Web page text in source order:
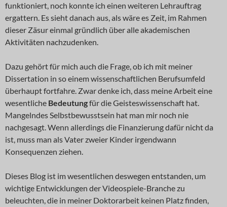
funktioniert, noch konnte ich einen weiteren Lehrauftrag
ergattern. Es sieht danach aus, als wäre es Zeit, im Rahmen
dieser Zäsur einmal gründlich über alle akademischen
Aktivitäten nachzudenken.
Dazu gehört für mich auch die Frage, ob ich mit meiner
Dissertation in so einem wissenschaftlichen Berufsumfeld
überhaupt fortfahre. Zwar denke ich, dass meine Arbeit eine
wesentliche Bedeutungfür die Geisteswissenschaft hat.
Mangelndes Selbstbewusstsein hat man mir noch nie
nachgesagt. Wenn allerdings die Finanzierung dafür nicht da
ist, muss man als Vater zweier Kinder irgendwann
Konsequenzen ziehen.
Dieses Blog ist im wesentlichen deswegen entstanden, um
wichtige Entwicklungen der Videospiele-Branche zu
beleuchten, die in meiner Doktorarbeit keinen Platz finden,